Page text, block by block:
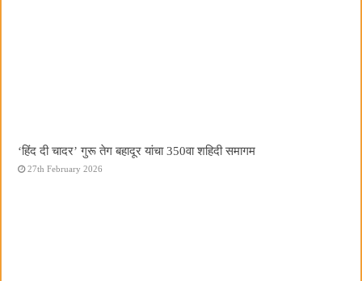
‘हिंद दी चादर’ गुरू तेग बहादूर यांचा 350वा शहिदी समागम
27th February 2026